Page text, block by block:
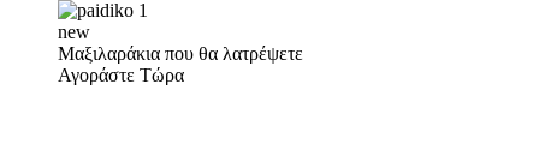
new
Μαξιλαράκια που θα λατρέψετε
Αγοράστε Τώρα